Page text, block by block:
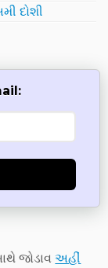
દોશી
જોડાવઅહીં